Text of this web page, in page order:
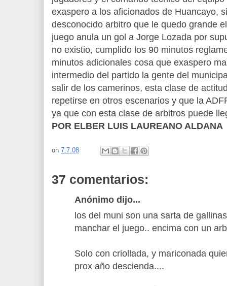
exaspero a los aficionados de Huancayo,
desconocido arbitro que le quedo grande
juego anula un gol a Jorge Lozada por
no existio, cumplido los 90 minutos
minutos adicionales cosa que exaspero
intermedio del partido la gente del
salir de los camerinos, esta clase de
repetirse en otros escenarios y que la
ya que con esta clase de arbitros puede
POR ELBER LUIS LAUREANO ALDANA
on 7.7.08
37 comentarios:
Anónimo dijo...
los del muni son una sarta de
manchar el juego.. encima con un
Solo con criollada, y mariconada
prox año descienda....